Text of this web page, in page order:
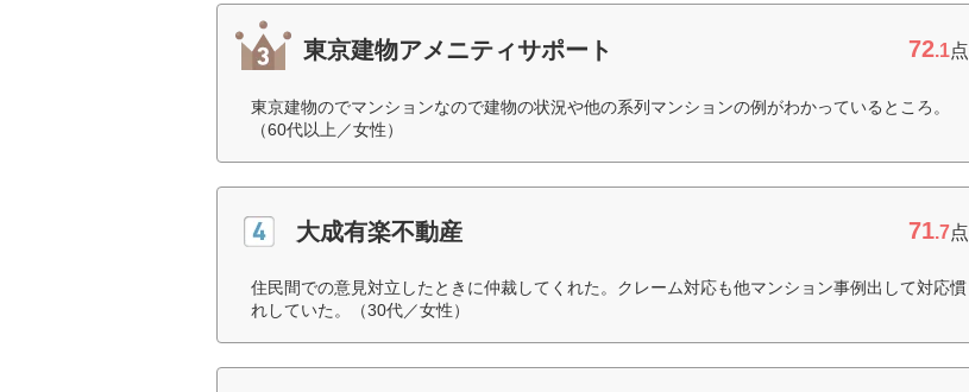
東京建物アメニティサポート 72.1点
東京建物のでマンションなので建物の状況や他の系列マンションの例がわかっているところ。
（60代以上／女性）
大成有楽不動産 71.7点
住民間での意見対立したときに仲裁してくれた。クレーム対応も他マンション事例出して対応慣
れしていた。（30代／女性）